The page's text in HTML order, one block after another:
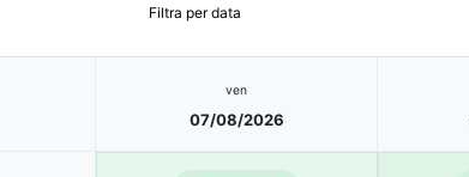
Filtra per data
ven
07/08/2026